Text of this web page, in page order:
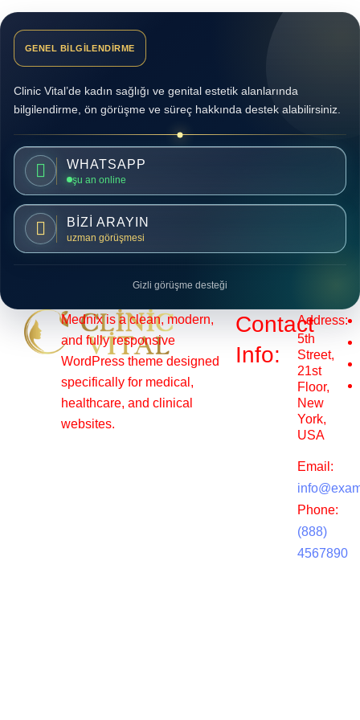
GENEL BİLGİLENDİRME
Clinic Vital’de kadın sağlığı ve genital estetik alanlarında
bilgilendirme, ön görüşme ve süreç hakkında destek alabilirsiniz.
WHATSAPP
şu an online
BİZİ ARAYIN
uzman görüşmesi
Gizli görüşme desteği
Mednix is a clean, modern,
and fully responsive
WordPress theme designed
specifically for medical,
healthcare, and clinical
websites.
Contact
Info:
Address:
5th
Street,
21st
Floor,
New
York,
USA
Email:
Phone:
(888)
4567890